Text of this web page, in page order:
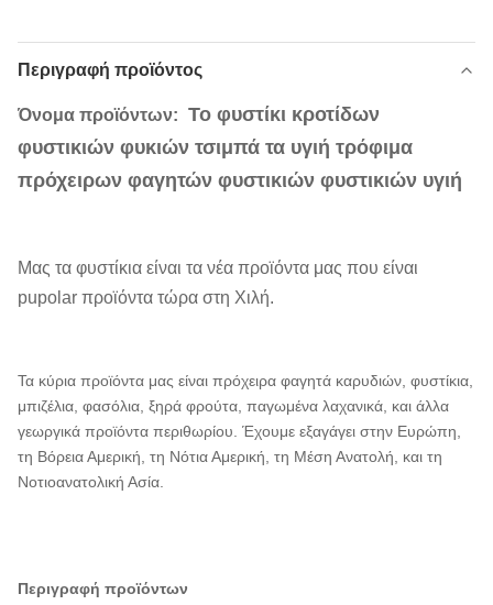
Περιγραφή προϊόντος
Όνομα προϊόντων: Το φυστίκι κροτίδων
φυστικιών φυκιών τσιμπά τα υγιή τρόφιμα
πρόχειρων φαγητών φυστικιών φυστικιών υγιή
Μας τα φυστίκια είναι τα νέα προϊόντα μας που είναι
pupolar προϊόντα τώρα στη Χιλή.
Τα κύρια προϊόντα μας είναι πρόχειρα φαγητά καρυδιών, φυστίκια,
μπιζέλια, φασόλια, ξηρά φρούτα, παγωμένα λαχανικά, και άλλα
γεωργικά προϊόντα περιθωρίου. Έχουμε εξαγάγει στην Ευρώπη,
τη Βόρεια Αμερική, τη Νότια Αμερική, τη Μέση Ανατολή, και τη
Νοτιοανατολική Ασία.
Περιγραφή προϊόντων